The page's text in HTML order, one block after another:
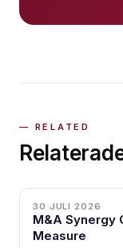
30 JULI 2026
M&A Synergy
Measure